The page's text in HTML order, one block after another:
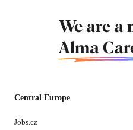
We are a
Alma
Central Europe
Jobs.cz